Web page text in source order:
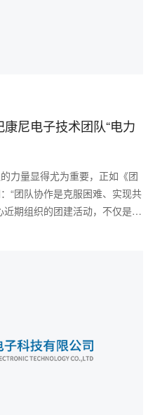
尼电子技术团队“电力
力量显得尤为重要，正如《团
“团队协作是克服困难、实现共
期组织的团建活动，不仅是对